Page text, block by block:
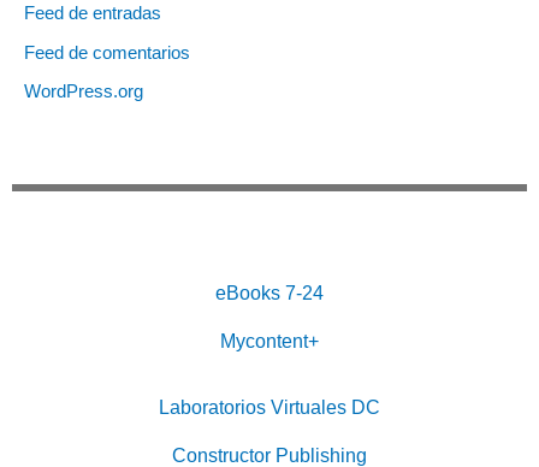
Feed de entradas
Feed de comentarios
WordPress.org
eBooks 7-24
Mycontent+
Laboratorios Virtuales DC
Constructor Publishing